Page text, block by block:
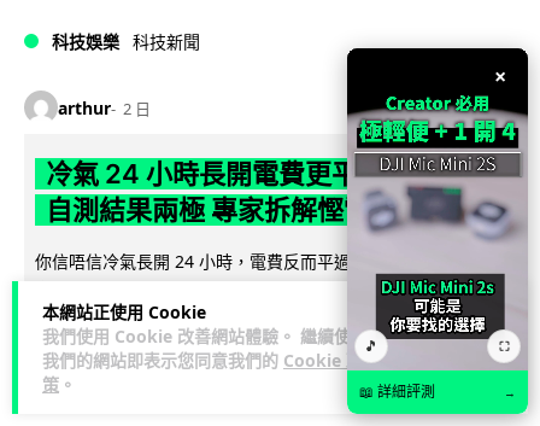
本網站正使用 Cookie
我們使用 Cookie 改善網站體驗。 繼續使用
我們的網站即表示您同意我們的 Cookie 政
策 。
科技娛樂 科技新聞
arthur 2 日
冷氣 24 小時長開電費更平？內地網民
自測結果兩極 專家拆解慳電邏輯
你信唔信冷氣長開 24 小時，電費反而平過開開關關？內地網民
實測結果兩極，有人一個月電費只需 118 元人民幣，有人飆到
過千。電力部門話不能...
40 分享
×
🎵 ⛶
📖 詳細評測 →